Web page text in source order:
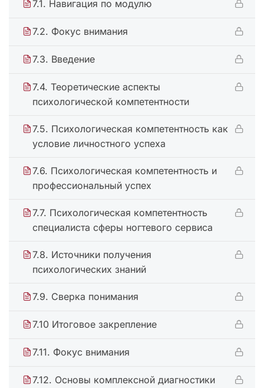
7.1. Навигация по модулю
7.2. Фокус внимания
7.3. Введение
7.4. Теоретические аспекты
психологической компетентности
7.5. Психологическая компетентность как
условие личностного успеха
7.6. Психологическая компетентность и
профессиональный успех
7.7. Психологическая компетентность
специалиста сферы ногтевого сервиса
7.8. Источники получения
психологических знаний
7.9. Сверка понимания
7.10 Итоговое закрепление
7.11. Фокус внимания
7.12. Основы комплексной диагностики